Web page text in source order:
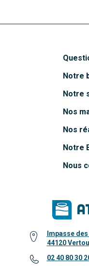
Notre
Notre
Nos
Nos
Notre
Nous
Impasse
44120 Vertou
02 40 80 30